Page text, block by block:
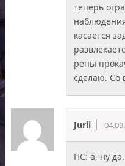
теперь
касается
репы
сделаю. Со
Jurii
ПС: а, ну